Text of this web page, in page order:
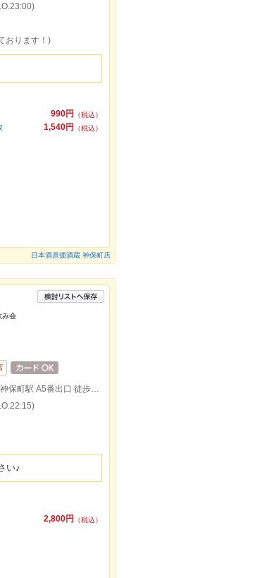
おります！)
990円
（税込）
1,540円
（税込）
日本酒原価酒蔵 神保町店
み会
地下鉄半蔵門線 神保町駅 A5番出口 徒歩2分／都営新宿線 神保町駅 A5番出口 徒歩2分
い♪
2,800円
（税込）